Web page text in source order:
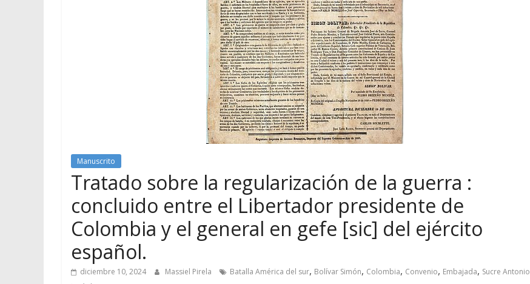
Manuscrito
Tratado sobre la regularización de la guerra :
concluido entre el Libertador presidente de
Colombia y el general en gefe [sic] del ejército
español.
diciembre 10, 2024 Massiel Pirela Batalla América del sur, Bolívar Simón, Colombia, Convenio, Embajada, Sucre Antonio